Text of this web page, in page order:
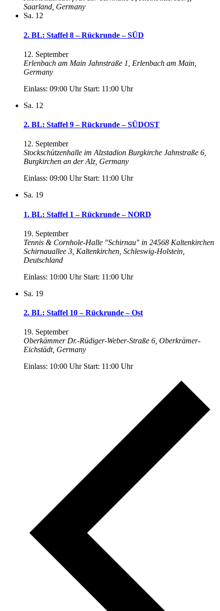
Saarland, Germany
Sa. 12
2. BL: Staffel 8 – Rückrunde – SÜD
12. September
Erlenbach am Main Jahnstraße 1, Erlenbach am Main,
Germany
Einlass: 09:00 Uhr Start: 11:00 Uhr
Sa. 12
2. BL: Staffel 9 – Rückrunde – SÜDOST
12. September
Stockschützenhalle im Alzstadion Burgkirche Jahnstraße 6,
Burgkirchen an der Alz, Germany
Einlass: 09:00 Uhr Start: 11:00 Uhr
Sa. 19
1. BL: Staffel 1 – Rückrunde – NORD
19. September
Tennis & Cornhole-Halle "Schirnau" in 24568 Kaltenkirchen
Schirnauallee 3, Kaltenkirchen, Schleswig-Holstein,
Deutschland
Einlass: 10:00 Uhr Start: 11:00 Uhr
Sa. 19
2. BL: Staffel 10 – Rückrunde – Ost
19. September
OberkämmerDr.-Rüdiger-Weber-Straße 6, Oberkrämer-
Eichstädt, Germany
Einlass: 10:00 Uhr Start: 11:00 Uhr